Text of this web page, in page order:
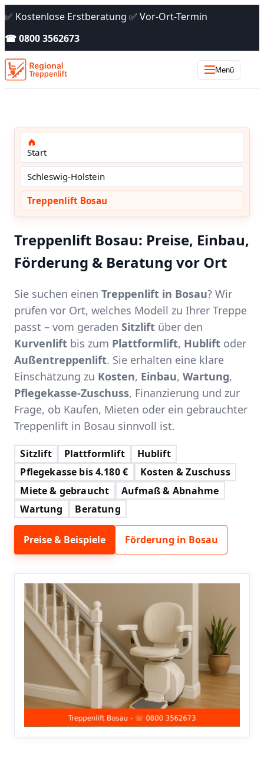
✅ Kostenlose Erstberatung ✅ Vor-Ort-Termin
☎ 0800 3562673
Menü
Start
Schleswig-Holstein
Treppenlift Bosau
Treppenlift Bosau: Preise, Einbau,
Förderung & Beratung vor Ort
Sie suchen einen Treppenlift in Bosau? Wir
prüfen vor Ort, welches Modell zu Ihrer Treppe
passt – vom geraden Sitzlift über den
Kurvenlift bis zum Plattformlift, Hublift oder
Außentreppenlift. Sie erhalten eine klare
Einschätzung zu Kosten, Einbau, Wartung,
Pflegekasse-Zuschuss, Finanzierung und zur
Frage, ob Kaufen, Mieten oder ein gebrauchter
Treppenlift in Bosau sinnvoll ist.
Sitzlift Plattformlift
Hublift
Pflegekasse bis 4.180 €
Kosten & Zuschuss
Miete & gebraucht
Aufmaß & Abnahme
Wartung
Beratung
Preise & Beispiele Förderung in Bosau